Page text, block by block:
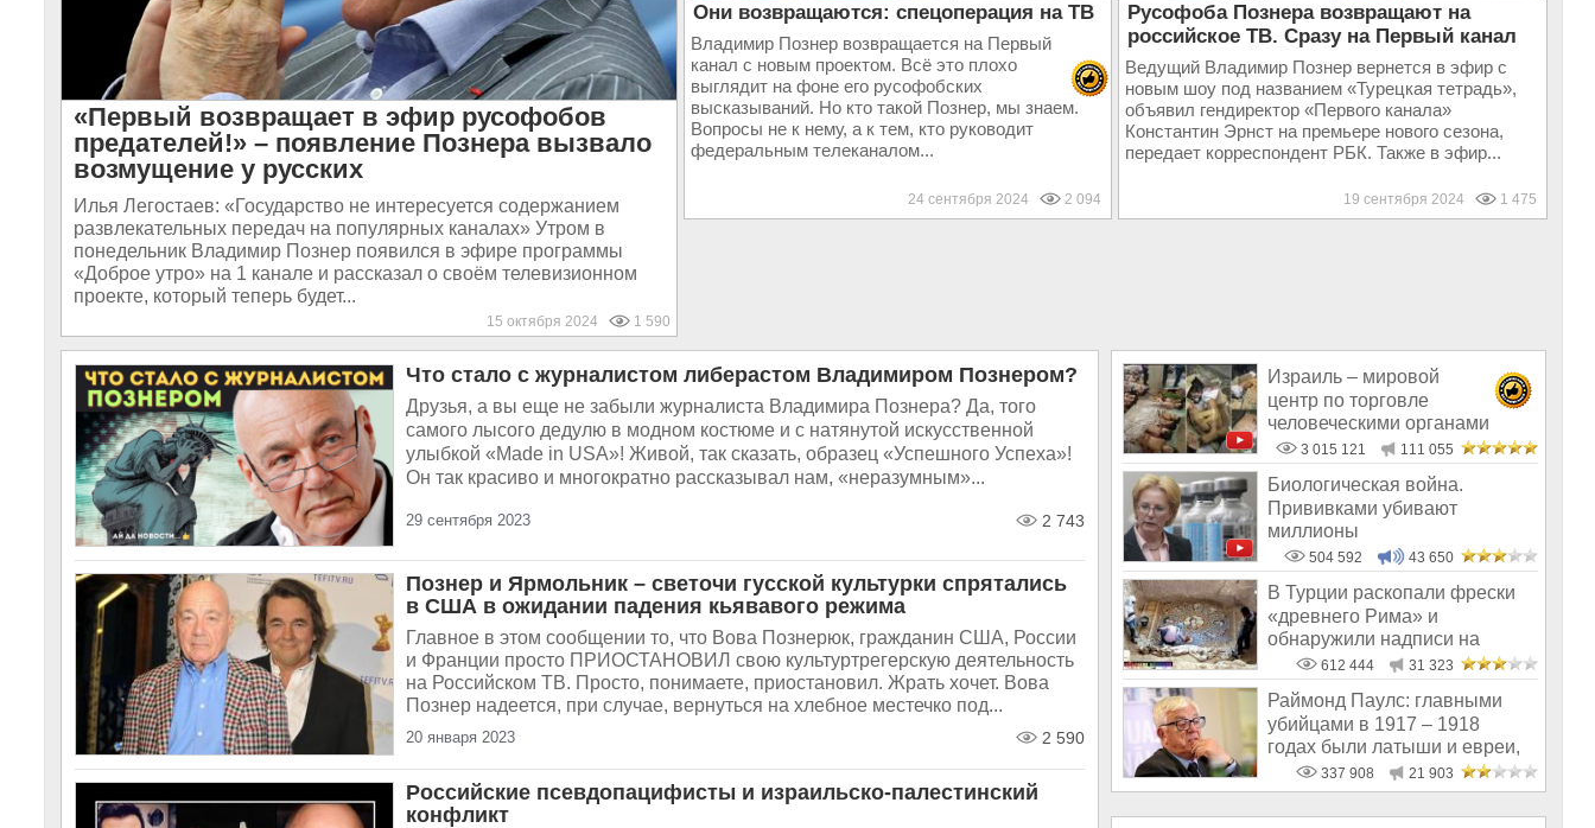
«Первый возвращает в эфир русофобов
предателей!» – появление Познера вызвало
возмущение у русских
Илья Легостаев: «Государство не интересуется содержанием
развлекательных передач на популярных каналах» Утром в
понедельник Владимир Познер появился в эфире программы
«Доброе утро» на 1 канале и рассказал о своём телевизионном
проекте, который теперь будет...
15 октября 2024 1 590
Они возвращаются: спецоперация на ТВ
Владимир Познер возвращается на Первый
канал с новым проектом. Всё это плохо
выглядит на фоне его русофобских
высказываний. Но кто такой Познер, мы знаем.
Вопросы не к нему, а к тем, кто руководит
федеральным телеканалом...
24 сентября 2024 2 094
Русофоба Познера возвращают на
российское ТВ. Сразу на Первый канал
Ведущий Владимир Познер вернется в эфир с
новым шоу под названием «Турецкая тетрадь»,
объявил гендиректор «Первого канала»
Константин Эрнст на премьере нового сезона,
передает корреспондент РБК. Также в эфир...
19 сентября 2024 1 475
Что стало с журналистом либерастом Владимиром Познером?
Друзья, а вы еще не забыли журналиста Владимира Познера? Да, того
самого лысого дедулю в модном костюме и с натянутой искусственной
улыбкой «Made in USA»! Живой, так сказать, образец «Успешного Успеха»!
Он так красиво и многократно рассказывал нам, «неразумным»...
29 сентября 2023 2 743
Познер и Ярмольник – светочи гусской культурки спрятались
в США в ожидании падения кьявавого режима
Главное в этом сообщении то, что Вова Познерюк, гражданин США, России
и Франции просто ПРИОСТАНОВИЛ свою культуртрегерскую деятельность
на Российском ТВ. Просто, понимаете, приостановил. Жрать хочет. Вова
Познер надеется, при случае, вернуться на хлебное местечко под...
20 января 2023 2 590
Российские псевдопацифисты и израильско-палестинский
конфликт
Израиль – мировой
центр по торговле
человеческими органами
3 015 121 111 055
Биологическая война.
Прививками убивают
миллионы
504 592 43 650
В Турции раскопали фрески
«древнего Рима» и
обнаружили надписи на
Русском!612 444 31 323
Раймонд Паулс: главными
убийцами в 1917 – 1918
годах были латыши и евреи,
а не русс337 908 21 903